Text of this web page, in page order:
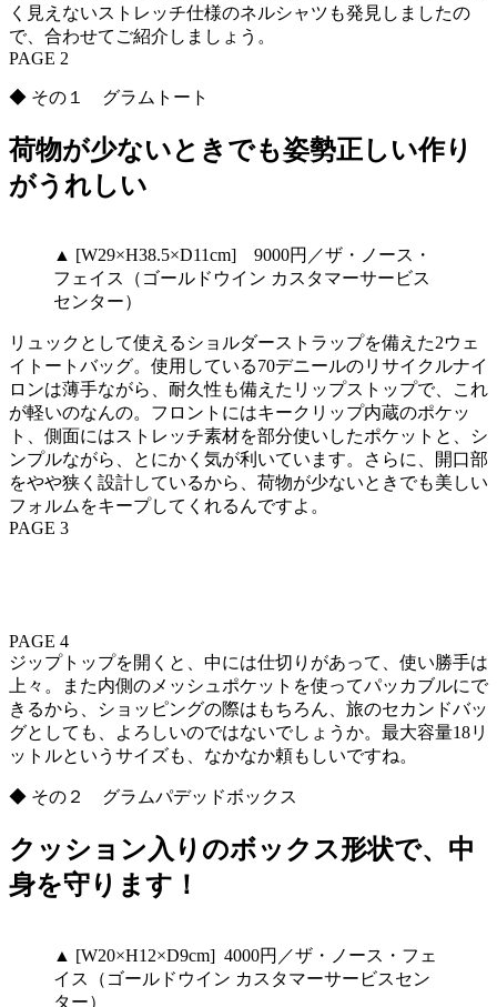
く見えないストレッチ仕様のネルシャツも発見しましたの
で、合わせてご紹介しましょう。
PAGE 2
◆ その１ グラムトート
荷物が少ないときでも姿勢正しい作り
がうれしい
▲ [W29×H38.5×D11cm] 9000円／ザ・ノース・
フェイス（ゴールドウイン カスタマーサービス
センター）
リュックとして使えるショルダーストラップを備えた2ウェ
イトートバッグ。使用している70デニールのリサイクルナイ
ロンは薄手ながら、耐久性も備えたリップストップで、これ
が軽いのなんの。フロントにはキークリップ内蔵のポケッ
ト、側面にはストレッチ素材を部分使いしたポケットと、シ
ンプルながら、とにかく気が利いています。さらに、開口部
をやや狭く設計しているから、荷物が少ないときでも美しい
フォルムをキープしてくれるんですよ。
PAGE 3
PAGE 4
ジップトップを開くと、中には仕切りがあって、使い勝手は
上々。また内側のメッシュポケットを使ってパッカブルにで
きるから、ショッピングの際はもちろん、旅のセカンドバッ
グとしても、よろしいのではないでしょうか。最大容量18リ
ットルというサイズも、なかなか頼もしいですね。
◆ その２ グラムパデッドボックス
クッション入りのボックス形状で、中
身を守ります！
▲ [W20×H12×D9cm] 4000円／ザ・ノース・フェ
イス（ゴールドウイン カスタマーサービスセン
ター）